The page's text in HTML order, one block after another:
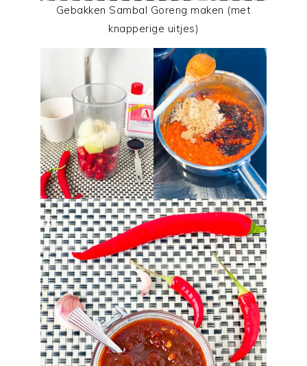
Gebakken Sambal Goreng maken (met
knapperige uitjes)